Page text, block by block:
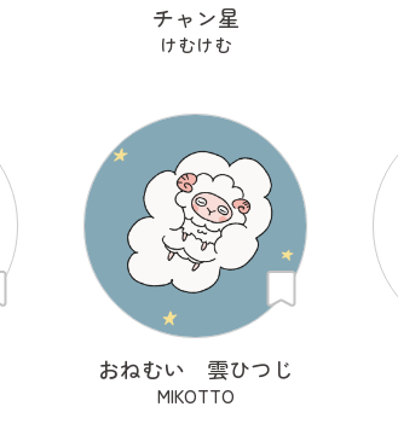
チャン星
けむけむ
おねむい 雲ひつじ
MIKOTTO